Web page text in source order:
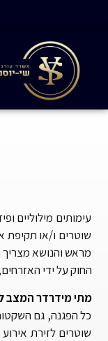
עימותים מילוליים
שוטרים ו/או תקיפת
מראש והנושא
החוק על ידי
מתי מידרדר המצב
כל הפגנה, גם
שוטרים לזירת